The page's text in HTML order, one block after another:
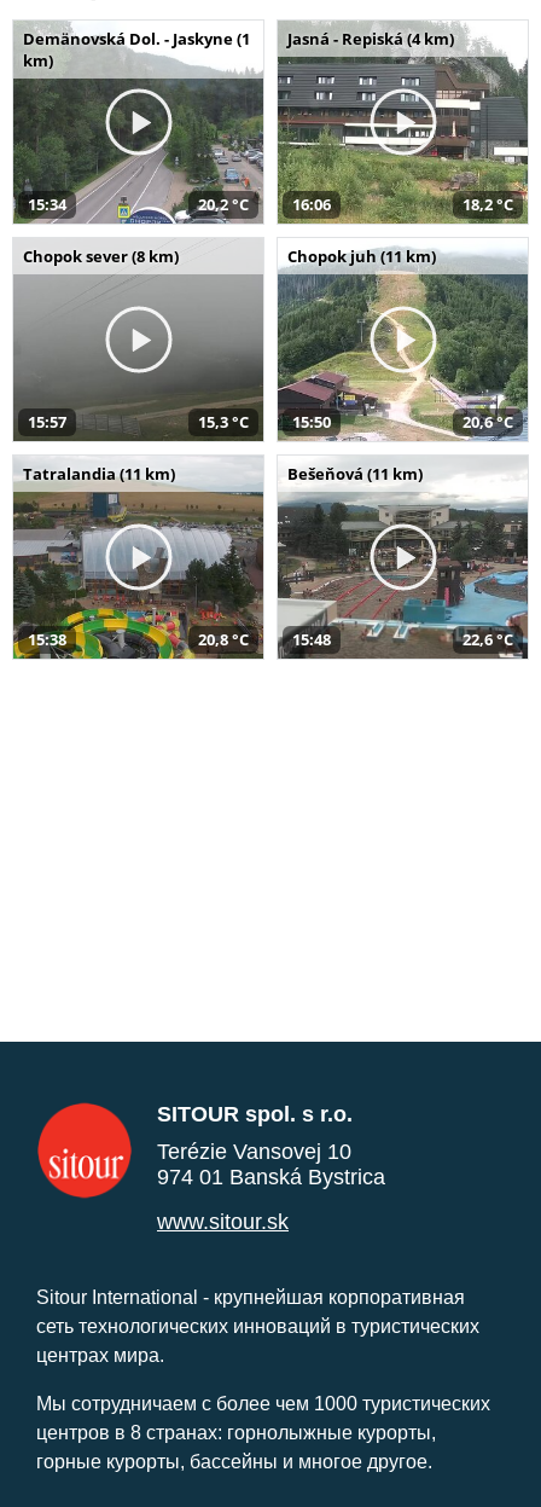
Demänovská Dol. - Jaskyne (1
km)
15:34 20,2 °C
Jasná - Repiská (4 km)
16:06 18,2 °C
Chopok sever (8 km)
15:57 15,3 °C
Chopok juh (11 km)
15:50 20,6 °C
Tatralandia (11 km)
15:38 20,8 °C
Bešeňová (11 km)
15:48 22,6 °C
SITOUR spol. s r.o.
Terézie Vansovej 10
974 01 Banská Bystrica
www.sitour.sk
Sitour International - крупнейшая корпоративная
сеть технологических инноваций в туристических
центрах мира.
Мы сотрудничаем с более чем 1000 туристических
центров в 8 странах: горнолыжные курорты,
горные курорты, бассейны и многое другое.